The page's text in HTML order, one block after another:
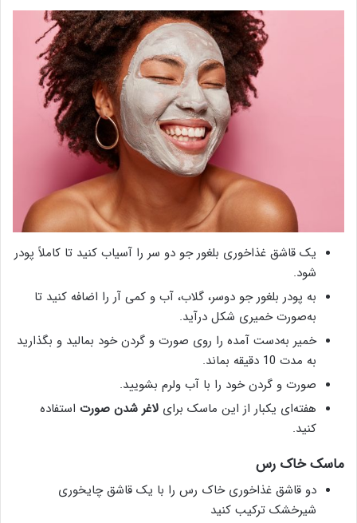
یک قاشق غذاخوری بلغور جو دو سر را آسیاب کنید تا کاملاً پودر
شود.
به پودر بلغور جو دوسر، گلاب، آب و کمی آر را اضافه کنید تا
به‌صورت خمیری شکل درآید.
خمیر به‌دست آمده را روی صورت و گردن خود بمالید و بگذارید
به مدت 10 دقیقه بماند.
صورت و گردن خود را با آب ولرم بشویید.
هفته‌ای یکبار از این ماسک برای لاغر شدن صورت استفاده
کنید.
ماسک خاک رس
دو قاشق غذاخوری خاک رس را با یک قاشق چایخوری
شیرخشک ترکیب کنید